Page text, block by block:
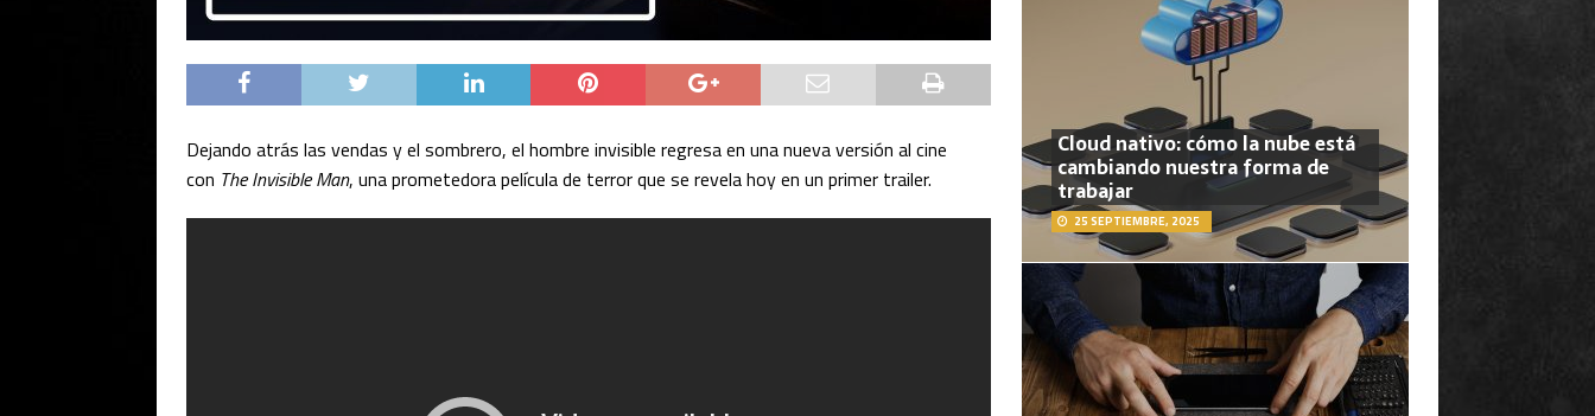
Dejando atrás las vendas y el sombrero, el hombre invisible regresa en una nueva versión al cine
con The Invisible Man, una prometedora película de terror que se revela hoy en un primer trailer.
Cloud nativo: cómo la nube está
cambiando nuestra forma de
trabajar
25 SEPTIEMBRE, 2025